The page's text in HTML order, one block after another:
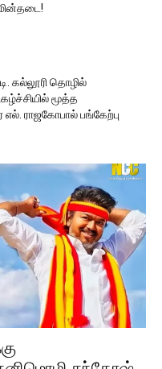
கல்லூரி தொழில்
மூத்த
எல். ராஜகோபால் பங்கேற்பு